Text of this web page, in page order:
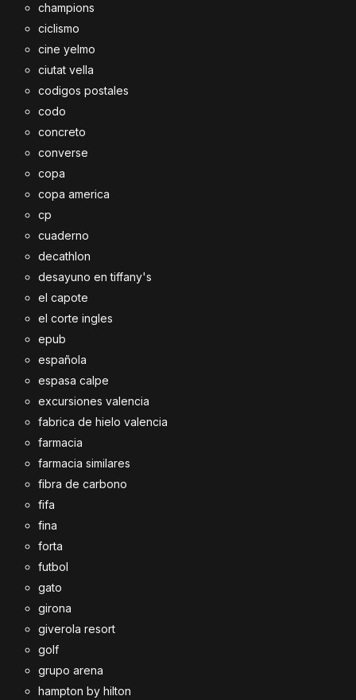
champions
ciclismo
cine yelmo
ciutat vella
codigos postales
codo
concreto
converse
copa
copa america
cp
cuaderno
decathlon
desayuno en tiffany's
el capote
el corte ingles
epub
española
espasa calpe
excursiones valencia
fabrica de hielo valencia
farmacia
farmacia similares
fibra de carbono
fifa
fina
forta
futbol
gato
girona
giverola resort
golf
grupo arena
hampton by hilton